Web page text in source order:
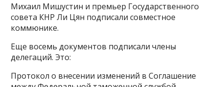
Михаил Мишустин и премьер Государственного
совета КНР Ли Цян подписали совместное
коммюнике.
Еще восемь документов подписали члены
делегаций. Это:
Протокол о внесении изменений в Соглашение